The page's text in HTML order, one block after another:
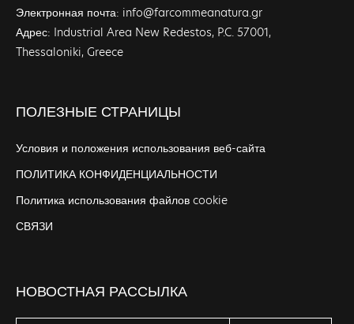
Электронная почта: info@farcommeanatura.gr
Адрес: Industrial Area New Redestos, P.C. 57001,
Thessaloniki, Greece
ПОЛЕЗНЫЕ СТРАНИЦЫ
Условия и положения использования веб-сайта
ПОЛИТИКА КОНФИДЕНЦИАЛЬНОСТИ
Политика использования файлов cookie
СВЯЗИ
НОВОСТНАЯ РАССЫЛКА